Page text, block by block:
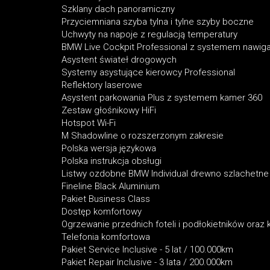
Szklany dach panoramiczny
Przyciemniana szyba tylna i tylne szyby boczne
Uchwyty na napoje z regulacją temperatury
BMW Live Cockpit Professional z systemem
Asystent świateł drogowych
Systemy asystujące kierowcy Professional
Reflektory laserowe
Asystent parkowania Plus z systemem kamer 360
Zestaw głośnikowy HiFi
Hotspot Wi-Fi
M Shadowline o rozszerzonym zakresie
Polska wersja językowa
Polska instrukcja obsługi
Listwy ozdobne BMW Individual drewno szlachetne
Fineline Black Aluminium
Pakiet Business Class
Dostęp komfortowy
Ogrzewanie przednich foteli i podłokietników oraz
Telefonia komfortowa
Pakiet Service Inclusive - 5 lat / 100.000km
Pakiet Repair Inclusive - 3 lata / 200.000km